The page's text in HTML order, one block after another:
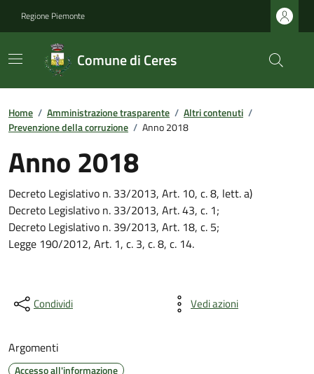
Regione Piemonte
Comune di Ceres
Home / Amministrazione trasparente / Altri contenuti /
Prevenzione della corruzione / Anno 2018
Anno 2018
Decreto Legislativo n. 33/2013, Art. 10, c. 8, lett. a)
Decreto Legislativo n. 33/2013, Art. 43, c. 1;
Decreto Legislativo n. 39/2013, Art. 18, c. 5;
Legge 190/2012, Art. 1, c. 3, c. 8, c. 14.
Condividi Vedi azioni
Argomenti
Accesso all'informazione